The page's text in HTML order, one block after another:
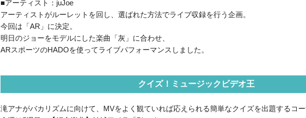
■アーティスト：juJoe
アーティストがルーレットを回し、選ばれた方法でライブ収録を行う企画。
今回は「AR」に決定。
明日のジョーをモデルにした楽曲「灰」に合わせ、
ARスポーツのHADOを使ってライブパフォーマンスしました。
クイズ！ミュージックビデオ王
滝アナがバカリズムに向けて、MVをよく観ていれば応えられる簡単なクイズを出題するコー